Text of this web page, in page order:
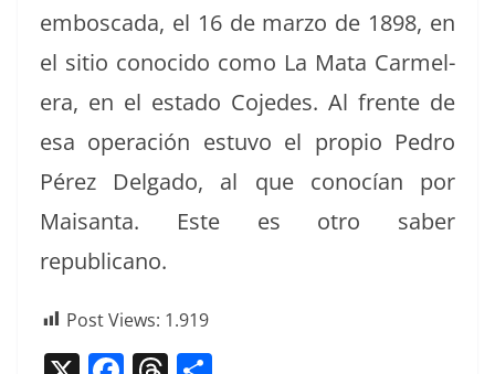
embosca­da, el 16 de mar­zo de 1898, en
el sitio cono­ci­do como La Mata Carmel­
era, en el esta­do Cojedes. Al frente de
esa operación estu­vo el pro­pio Pedro
Pérez Del­ga­do, al que conocían por
Maisan­ta. Este es otro saber
republicano.
Post Views: 1.919